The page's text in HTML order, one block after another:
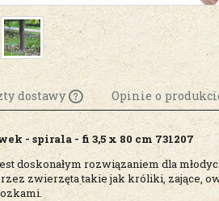
dostawy
Cena nie zawiera
ewentualnych
płatności
Opinie o
- spirala - fi 3,5 x 80 cm 731207
doskonałym rozwiązaniem dla
zwierzęta takie jak króliki, zające,